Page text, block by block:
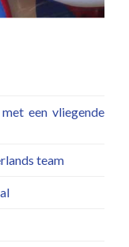
een vliegende
team